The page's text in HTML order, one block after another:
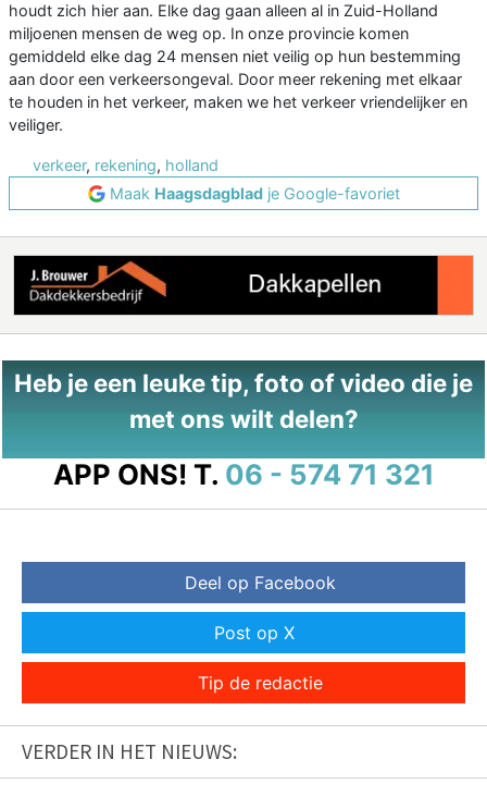
houdt zich hier aan. Elke dag gaan alleen al in Zuid-Holland
miljoenen mensen de weg op. In onze provincie komen
gemiddeld elke dag 24 mensen niet veilig op hun bestemming
aan door een verkeersongeval. Door meer rekening met elkaar
te houden in het verkeer, maken we het verkeer vriendelijker en
veiliger.
verkeer, rekening, holland
Maak Haagsdagbladje Google-favoriet
Heb je een leuke tip, foto of video die je
met ons wilt delen?
APP ONS! T. 06 - 574 71 321
Deel op Facebook
Post op X
Tip de redactie
VERDER IN HET NIEUWS: